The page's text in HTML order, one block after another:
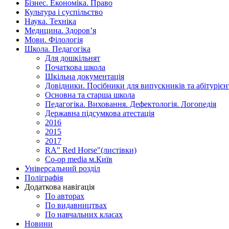
Бізнес. Економіка. Право
Культура і суспільство
Наука. Техніка
Медицина. Здоров’я
Мови. Філологія
Школа. Педагогіка
Для дошкільнят
Початкова школа
Шкільна документація
Довідники. Посібники для випускників та
Основна та старша школа
Педагогіка. Виховання. Дефектологія. Логопедія
Державна підсумкова атестація
2016
2015
2017
RA" Red Horse"(листівки)
Co-op media м.Київ
Універсальний розділ
Поліграфія
Додаткова навігація
По авторах
По видавництвах
По навчальних класах
Новини